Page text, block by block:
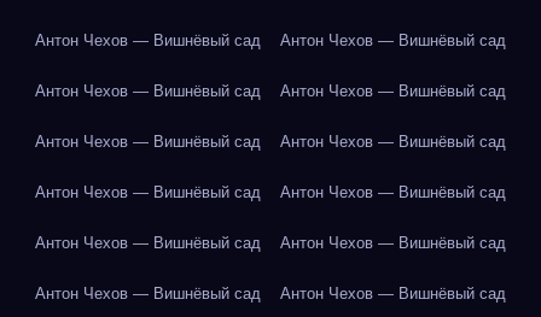
Антон Чехов — Вишнёвый сад Антон Чехов — Вишнёвый сад
Антон Чехов — Вишнёвый сад Антон Чехов — Вишнёвый сад
Антон Чехов — Вишнёвый сад Антон Чехов — Вишнёвый сад
Антон Чехов — Вишнёвый сад Антон Чехов — Вишнёвый сад
Антон Чехов — Вишнёвый сад Антон Чехов — Вишнёвый сад
Антон Чехов — Вишнёвый сад Антон Чехов — Вишнёвый сад